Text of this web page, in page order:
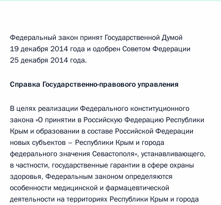
Федеральный закон принят Государственной Думой
19 декабря 2014 года и одобрен Советом Федерации
25 декабря 2014 года.
Справка Государственно-правового управления
В целях реализации Федерального конституционного
закона «О принятии в Российскую Федерацию Республики
Крым и образовании в составе Российской Федерации
новых субъектов – Республики Крым и города
федерального значения Севастополя», устанавливающего,
в частности, государственные гарантии в сфере охраны
здоровья, Федеральным законом определяются
особенности медицинской и фармацевтической
деятельности на территориях Республики Крым и города